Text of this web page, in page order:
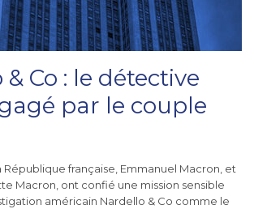
Co : le détective
par le couple
République française, Emmanuel Macron, et
Macron, ont confié une mission sensible
américain Nardello & Co comme le